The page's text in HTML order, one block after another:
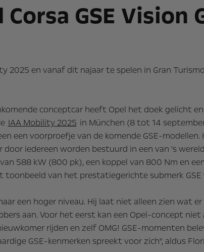
GSE Vision
2025 en vanaf dit najaar te spelen in Gran
conceptcar heeft Opel het doek gelicht
IAA Mobility 2025 in München (8 tot 14
een voorproefje van de komende GSE-
iedereen worden bestuurd in een van 's
588 kW (800 pk), een koppel van 800 Nm en
toonbeeld van het prestatiegerichte submerk GSE
een hoger niveau. Hij laat niet alleen zien wat
aan. Voor het eerst kan een Opel-concept
rijden en zelf OMG! GSE-momenten
GSE-kenmerken spreekt voor zich", aldus